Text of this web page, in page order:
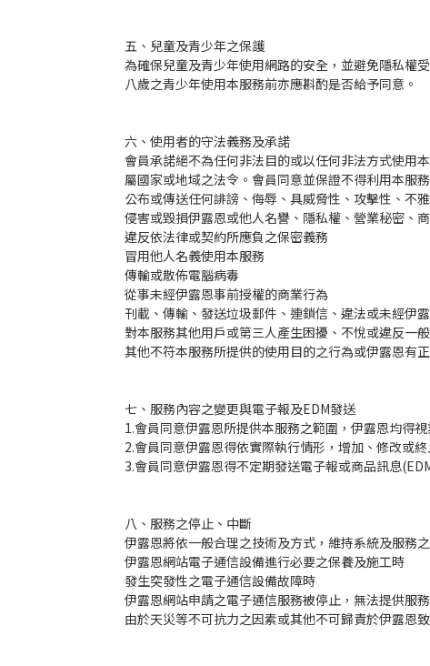
五、兒童及青少年之保護
為確保兒童及青少年使用網路的安全，並避免隱私權
八歲之青少年使用本服務前亦應斟酌是否給予同意。
六、使用者的守法義務及承諾
會員承諾絕不為任何非法目的或以任何非法方式使用
屬國家或地域之法令。會員同意並保證不得利用本服
公布或傳送任何誹謗、侮辱、具威脅性、攻擊性、不
侵害或毀損伊露恩或他人名譽、隱私權、營業秘密、
違反依法律或契約所應負之保密義務
冒用他人名義使用本服務
傳輸或散佈電腦病毒
從事未經伊露恩事前授權的商業行為
刊載、傳輸、發送垃圾郵件、連鎖信、違法或未經伊
對本服務其他用戶或第三人產生困擾、不悅或違反一
其他不符本服務所提供的使用目的之行為或伊露恩有
七、服務內容之變更與電子報及EDM發送
1.會員同意伊露恩所提供本服務之範圍，伊露恩均得
2.會員同意伊露恩得依實際執行情形，增加、修改或
3.會員同意伊露恩得不定期發送電子報或商品訊息
八、服務之停止、中斷
伊露恩將依一般合理之技術及方式，維持系統及服務
伊露恩網站電子通信設備進行必要之保養及施工時
發生突發性之電子通信設備故障時
伊露恩網站申請之電子通信服務被停止，無法提供服
由於天災等不可抗力之因素或其他不可歸責於伊露恩